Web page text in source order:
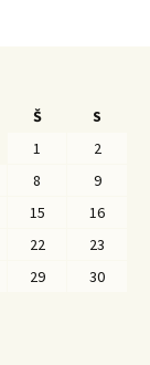
Š
S
1
2
8
9
15
16
22
23
29
30